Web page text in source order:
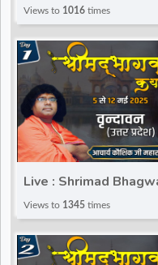
Mumbai (Maharashtra)
Views to 1016 times
Live : Shrimad
Pradesh) | Acharya
Views to 1345 times